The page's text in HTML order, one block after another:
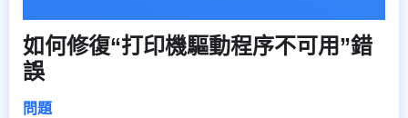
如何修復“打印機驅動程序不可用”錯
誤
問題